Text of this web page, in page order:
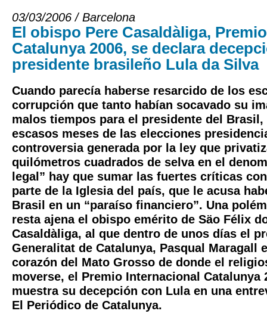
03/03/2006 / Barcelona
El obispo Pere Casaldàliga,
Catalunya 2006, se declara
presidente brasileño Lula da Silva
Cuando parecía haberse resarcido de los
corrupción que tanto habían socavado su
malos tiempos para el presidente del Brasil,
escasos meses de las elecciones
controversia generada por la ley que
quilómetros cuadrados de selva en el
legal” hay que sumar las fuertes críticas
parte de la Iglesia del país, que le acusa
Brasil en un “paraíso financiero”. Una
resta ajena el obispo emérito de Säo Félix
Casaldàliga, al que dentro de unos días el
Generalitat de Catalunya, Pasqual Maragall
corazón del Mato Grosso de donde el
moverse, el Premio Internacional Catalunya
muestra su decepción con Lula en una
El Periódico de Catalunya.